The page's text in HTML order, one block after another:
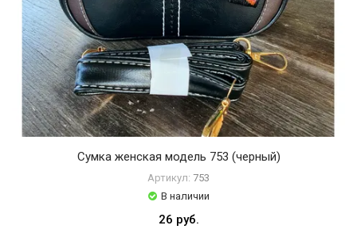
Сумка женская модель 753 (черный)
Артикул: 753
В наличии
26 руб.